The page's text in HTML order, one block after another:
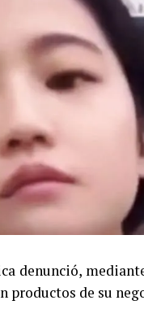
denunció,
de su